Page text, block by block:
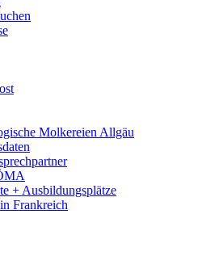
Molkereien Allgäu
+ Ausbildungsplätze
Frankreich